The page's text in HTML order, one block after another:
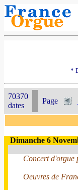
*
70370
dates
Page
Dimanche 6
Concert d'orgue
Oeuvres de